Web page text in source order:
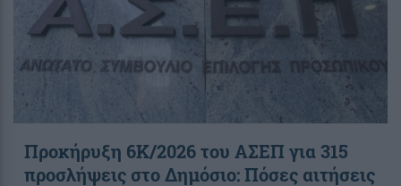
Προκήρυξη 6Κ/2026 του ΑΣΕΠ για 315
προσλήψεις στο Δημόσιο: Πόσες αιτήσεις